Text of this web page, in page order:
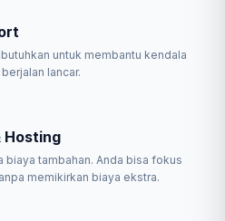
untuk membantu kendala
lancar.
Hosting
biaya tambahan. Anda bisa fokus
memikirkan biaya ekstra.